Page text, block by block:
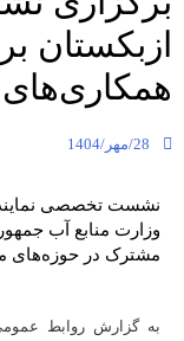
ازبکستان
28/مهر/1404
نشست تخصصی
وزارت منابع آب
مشترک در حوزه‌های
به گزارش روابط